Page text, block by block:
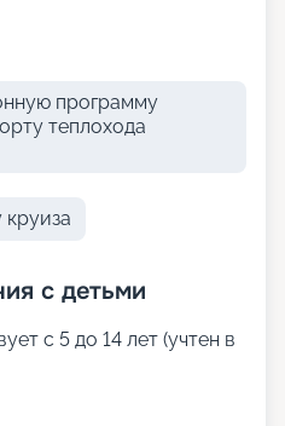
программу
теплохода
круиза
с детьми
с 5 до 14 лет (учтен в